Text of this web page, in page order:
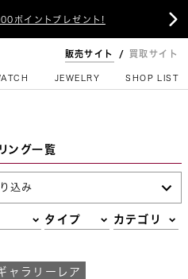
ポイントプレゼント! 
販売サイト 買取サイト
JEWELRY SHOP LIST
ング一覧
込み
タイプ カテゴリ
ャラリーレア